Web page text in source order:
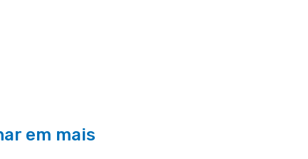
em mais